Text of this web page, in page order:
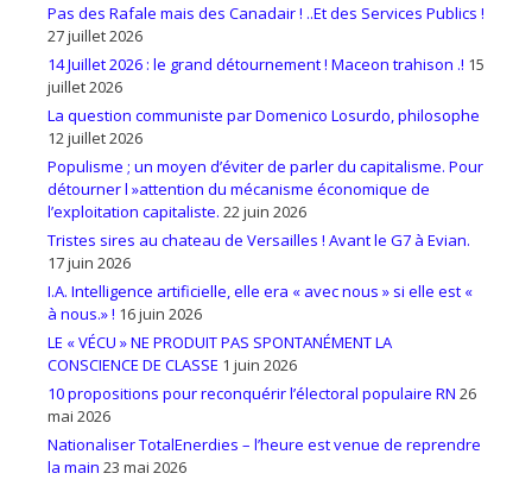
Pas des Rafale mais des Canadair ! ..Et des Services Publics !
27 juillet 2026
14 Juillet 2026 : le grand détournement ! Maceon trahison .! 15
juillet 2026
La question communiste par Domenico Losurdo, philosophe
12 juillet 2026
Populisme ; un moyen d’éviter de parler du capitalisme. Pour
détourner l »attention du mécanisme économique de
l’exploitation capitaliste. 22 juin 2026
Tristes sires au chateau de Versailles ! Avant le G7 à Evian.
17 juin 2026
I.A. Intelligence artificielle, elle era « avec nous » si elle est «
à nous.» ! 16 juin 2026
LE « VÉCU » NE PRODUIT PAS SPONTANÉMENT LA
CONSCIENCE DE CLASSE 1 juin 2026
10 propositions pour reconquérir l’électoral populaire RN 26
mai 2026
Nationaliser TotalEnerdies – l’heure est venue de reprendre
la main 23 mai 2026